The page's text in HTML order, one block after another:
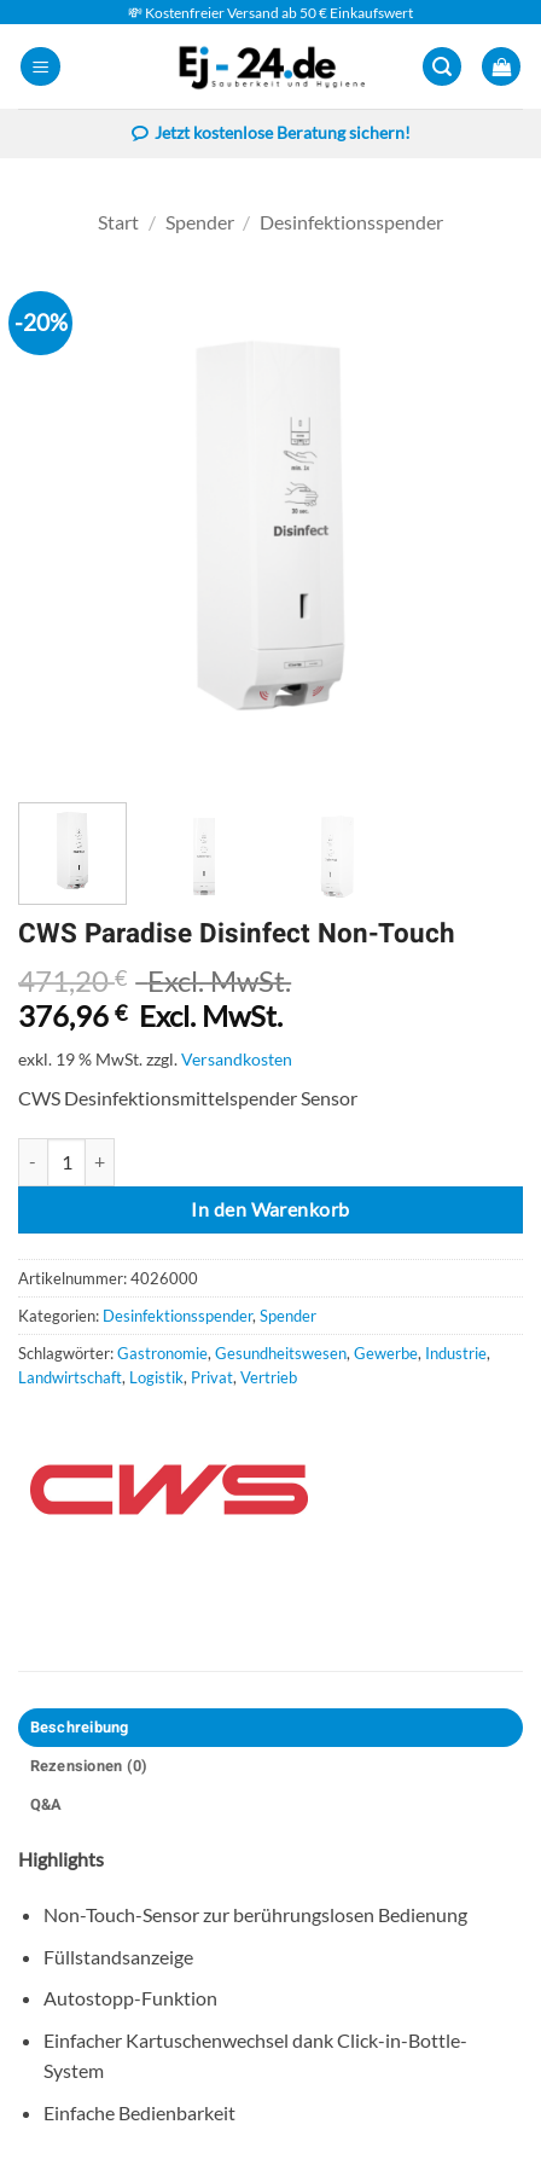
Inhalt
springen
💸 Kostenfreier Versand ab 50 € Einkaufswert
Jetzt kostenlose Beratung sichern!
Start / Spender / Desinfektionsspender
-20%
CWS Paradise Disinfect Non-Touch
471,20€
Excl. MwSt.
376,96 € Excl. MwSt.
exkl. 19 % MwSt.zzgl.Versandkosten
CWS Desinfektionsmittelspender Sensor
In den Warenkorb
Artikelnummer:4026000
Kategorien: Desinfektionsspender, Spender
Schlagwörter:Gastronomie, Gesundheitswesen, Gewerbe, Industrie,
Landwirtschaft, Logistik, Privat, Vertrieb
Beschreibung
Rezensionen (0)
Q&A
Highlights
Non-Touch-Sensor zur berührungslosen Bedienung
Füllstandsanzeige
Autostopp-Funktion
Einfacher Kartuschenwechsel dank Click-in-Bottle-
System
Einfache Bedienbarkeit